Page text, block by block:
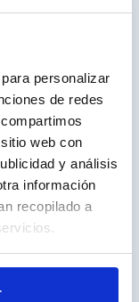
personalizar
de redes
web con
y análisis
información
recopilado a